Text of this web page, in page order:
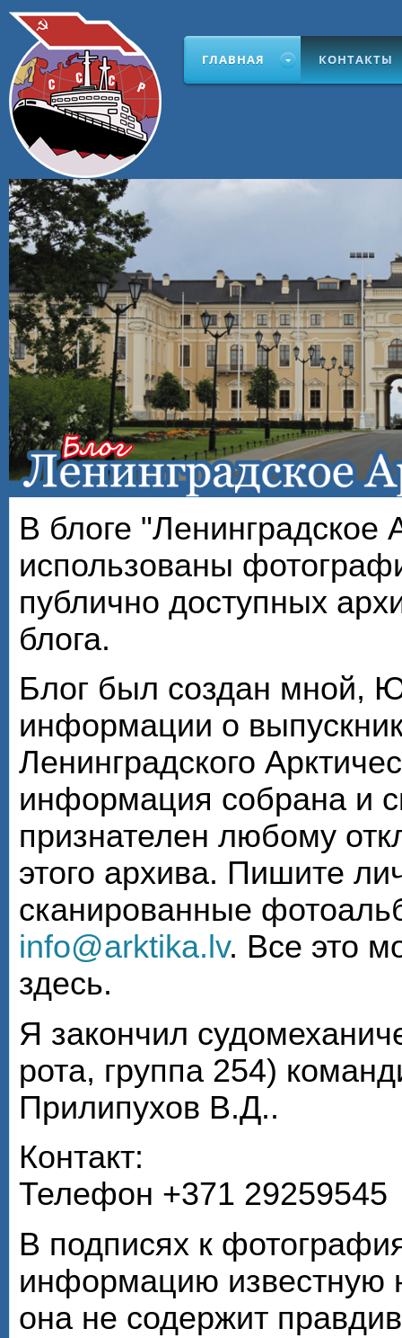
ГЛАВНАЯ КОНТАКТЫ
В блоге "Ленинградское
использованы
публично доступных
блога.
Блог был создан мной,
информации о
Ленинградского
информация собрана и
признателен любому
этого архива. Пишите
сканированные
info@arktika.lv. Все это
здесь.
Я закончил
рота, группа 254)
Прилипухов В.Д..
Контакт:
Телефон +371 29259545
В подписях к
информацию известную
она не содержит